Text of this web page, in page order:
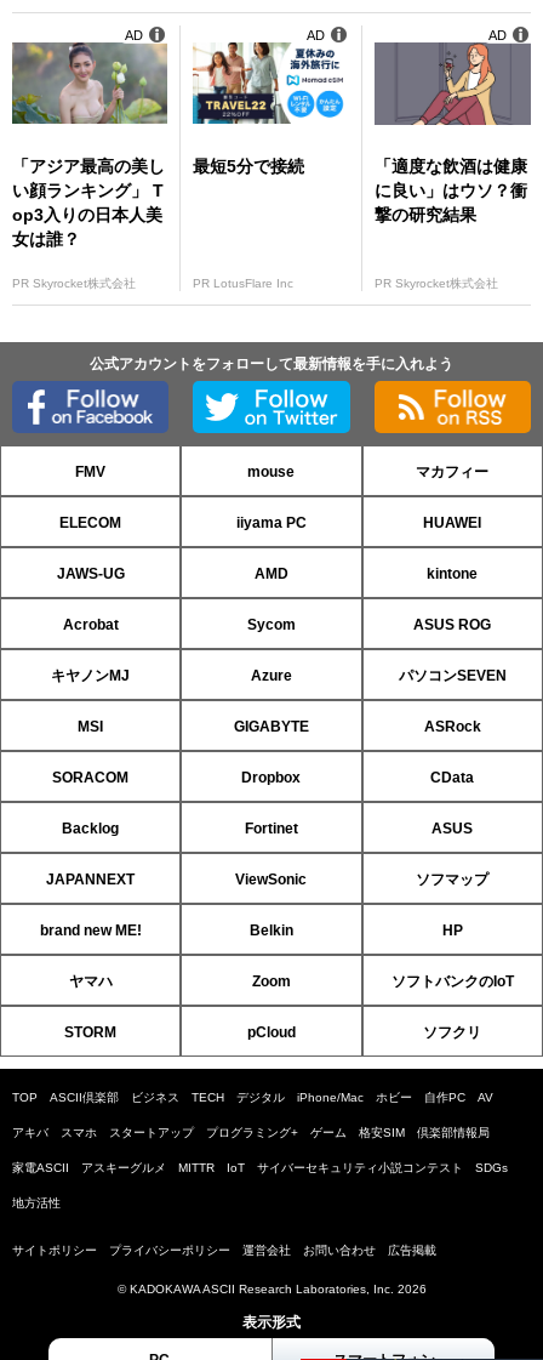
「アジア最高の美し
い顔ランキング」 T
op3入りの日本人美
女は誰？
PR Skyrocket株式会社
AD
最短5分で接続
PR LotusFlare Inc
AD
「適度な飲酒は健康
に良い」はウソ？衝
撃の研究結果
PR Skyrocket株式会社
AD
公式アカウントをフォローして最新情報を手に入れよう
FMV mouse マカフィー
ELECOM iiyama PC HUAWEI
JAWS-UG AMD kintone
Acrobat Sycom ASUS ROG
キヤノンMJ Azure パソコンSEVEN
MSI GIGABYTE ASRock
SORACOM Dropbox CData
Backlog Fortinet ASUS
JAPANNEXT ViewSonic ソフマップ
brand new ME! Belkin HP
ヤマハ Zoom ソフトバンクのIoT
STORM pCloud ソフクリ
TOP ASCII倶楽部 ビジネス TECH デジタル iPhone/Mac ホビー 自作PC AV
アキバ スマホ スタートアップ プログラミング+ ゲーム 格安SIM 倶楽部情報局
家電ASCII アスキーグルメ MITTR IoT サイバーセキュリティ小説コンテスト SDGs
地方活性
サイトポリシー プライバシーポリシー 運営会社 お問い合わせ 広告掲載
© KADOKAWA ASCII Research Laboratories, Inc. 2026
表示形式